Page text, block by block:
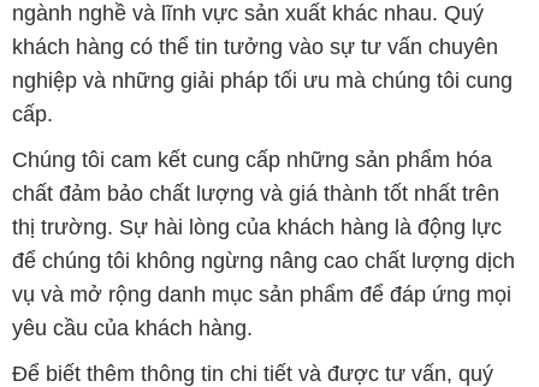
ngành nghề và lĩnh vực sản xuất khác nhau. Quý
khách hàng có thể tin tưởng vào sự tư vấn chuyên
nghiệp và những giải pháp tối ưu mà chúng tôi cung
cấp.
Chúng tôi cam kết cung cấp những sản phẩm hóa
chất đảm bảo chất lượng và giá thành tốt nhất trên
thị trường. Sự hài lòng của khách hàng là động lực
để chúng tôi không ngừng nâng cao chất lượng dịch
vụ và mở rộng danh mục sản phẩm để đáp ứng mọi
yêu cầu của khách hàng.
Để biết thêm thông tin chi tiết và được tư vấn, quý